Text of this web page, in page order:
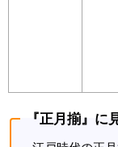
『正月揃』に